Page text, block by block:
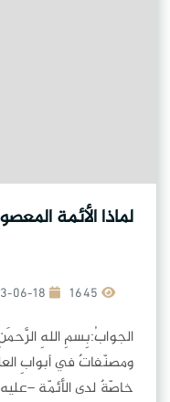
لماذا الأئمة
2023-06-18
الجوابُ:بِسمِ اللهِ
ومصنّفاتٌ في أبوابِ
خاصّةٌ لدى الأئمّة